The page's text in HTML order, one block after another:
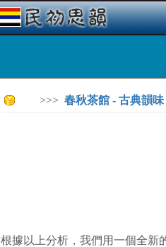
>>> 春秋茶館 - 古典韻
根據以上分析，我們用一個全新